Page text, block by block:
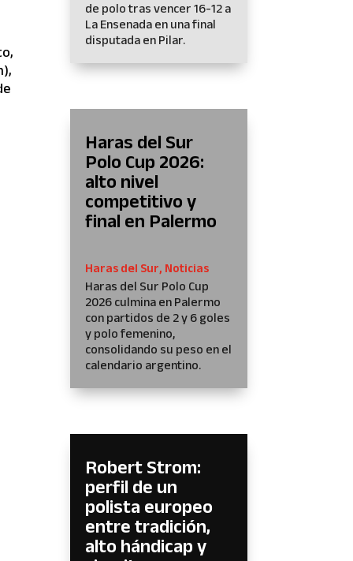
de polo tras vencer 16-12 a
La Ensenada en una final
disputada en Pilar.
Haras del Sur
Polo Cup 2026:
alto nivel
competitivo y
final en Palermo
Haras del Sur, Noticias
Haras del Sur Polo Cup
2026 culmina en Palermo
con partidos de 2 y 6 goles
y polo femenino,
consolidando su peso en el
calendario argentino.
Robert Strom:
perfil de un
polista europeo
entre tradición,
alto hándicap y